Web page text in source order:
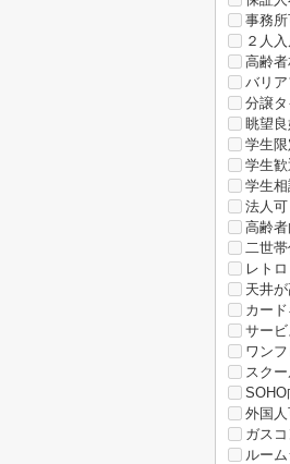
事務
２人
高齢
バリ
分譲
眺望
学生限
学生歓
学生相
法人可
高齢
二世
レトロ
天井
カー
サー
ワン
スク
SOHO
外国
ガス
ルー